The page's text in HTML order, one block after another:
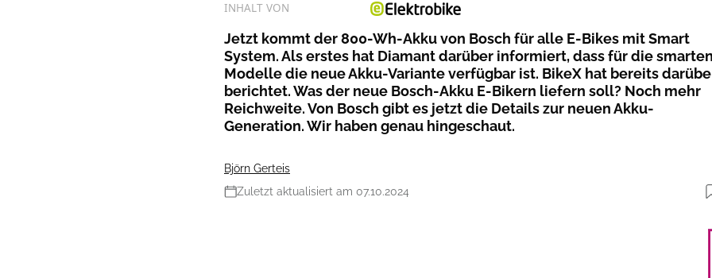
INHALT VON
Jetzt kommt der 800-Wh-Akku von Bosch für alle E-Bikes mit Smart
System. Als erstes hat Diamant darüber informiert, dass für die
Modelle die neue Akku-Variante verfügbar ist. BikeX hat bereits
berichtet. Was der neue Bosch-Akku E-Bikern liefern soll? Noch mehr
Reichweite. Von Bosch gibt es jetzt die Details zur neuen Akku-
Generation. Wir haben genau hingeschaut.
Björn Gerteis
Zuletzt aktualisiert am 07.10.2024